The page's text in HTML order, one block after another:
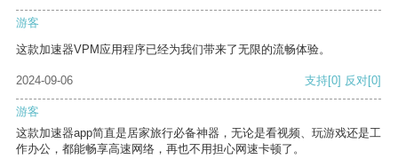
游客
这款加速器VPM应用程序已经为我们带来了无限的流畅体验。
2024-09-06 支持[0] 反对[0]
游客
这款加速器app简直是居家旅行必备神器，无论是看视频、玩游戏还是工
作办公，都能畅享高速网络，再也不用担心网速卡顿了。